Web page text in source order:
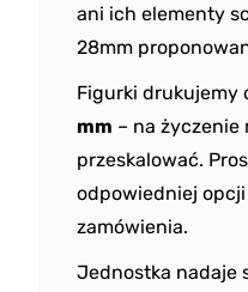
ani ich elementy
28mm
Figurki drukujemy
mm – na życzenie
przeskalować.
odpowiedniej opcji
zamówienia.
Jednostka nadaje